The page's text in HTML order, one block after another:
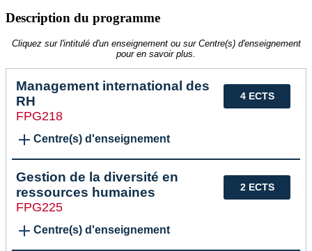
Description du programme
Cliquez sur l'intitulé d'un enseignement ou sur Centre(s) d'enseignement
pour en savoir plus.
4 ECTS
Management international des
RH
FPG218
Centre(s) d'enseignement
2 ECTS
Gestion de la diversité en
ressources humaines
FPG225
Centre(s) d'enseignement